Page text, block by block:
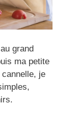
grand
ma petite
je